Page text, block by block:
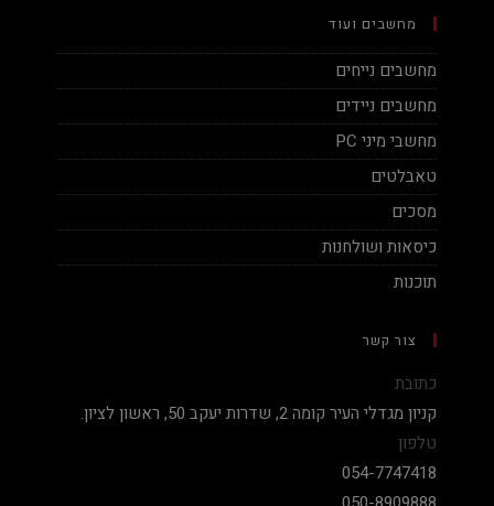
מחשבים ועוד
מחשבים נייחים
מחשבים ניידים
מחשבי מיני PC
טאבלטים
מסכים
כיסאות ושולחנות
תוכנות
צור קשר
כתובת
קניון מגדלי העיר קומה 2, שדרות יעקב 50, ראשון לציון.
טלפון
054-7747418